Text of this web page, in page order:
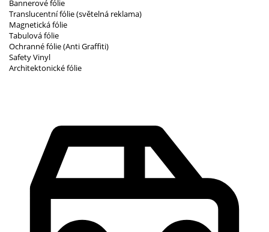
Bannerové fólie
Translucentní fólie (světelná reklama)
Magnetická fólie
Tabulová fólie
Ochranné fólie (Anti Graffiti)
Safety Vinyl
Architektonické fólie